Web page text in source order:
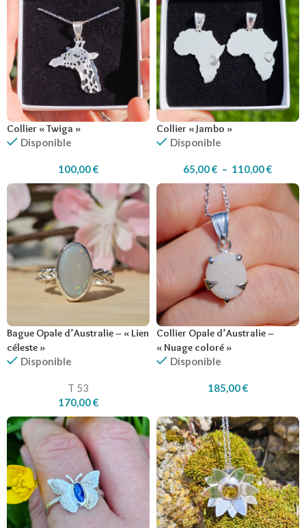
Collier « Twiga »
Disponible
100,00€
Collier « Jambo »
Disponible
65,00€ – 110,00€
Bague Opale d’Australie – « Lien
céleste »
Disponible
T 53
170,00€
Collier Opale d’Australie –
« Nuage coloré »
Disponible
185,00€